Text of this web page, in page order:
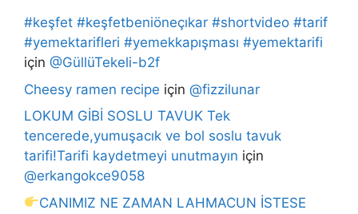
#keşfet #keşfetbeniöneçıkar #shortvideo #tarif
#yemektarifleri #yemekkapışması #yemektarifi
için @GüllüTekeli-b2f
Cheesy ramen recipe için @fizzilunar
LOKUM GİBİ SOSLU TAVUK Tek
tencerede,yumuşacık ve bol soslu tavuk
tarifi!Tarifi kaydetmeyi unutmayın için
@erkangokce9058
CANIMIZ NE ZAMAN LAHMACUN İSTESE